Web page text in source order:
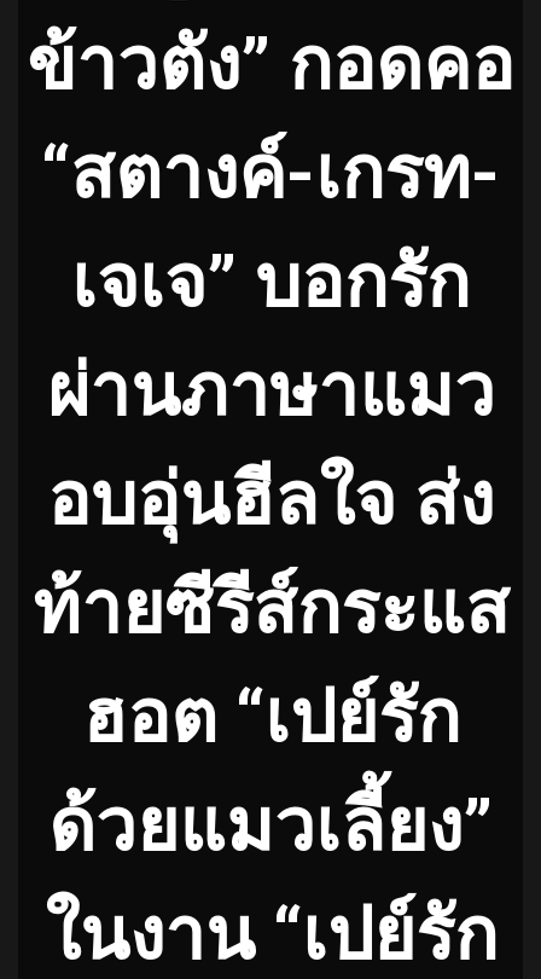
ข้าวตัง” กอดคอ
“สตางค์-เกรท-
เจเจ” บอกรัก
ผ่านภาษาแมว
อบอุ่นฮีลใจ ส่ง
ท้ายซีรีส์กระแส
ฮอต “เปย์รัก
ด้วยแมวเลี้ยง”
ในงาน “เปย์รัก